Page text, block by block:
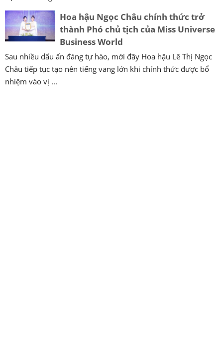
Hoa hậu Ngọc Châu chính thức trở
thành Phó chủ tịch của Miss Universe
Business World
Sau nhiều dấu ấn đáng tự hào, mới đây Hoa hậu Lê Thị Ngọc
Châu tiếp tục tạo nên tiếng vang lớn khi chính thức được bổ
nhiệm vào vị ...